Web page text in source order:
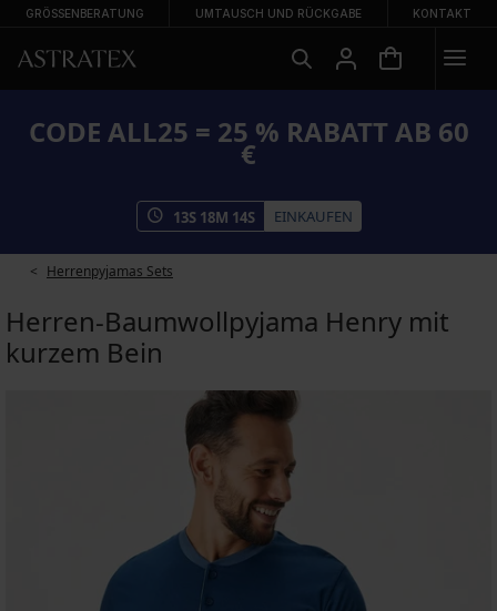
GRÖSSENBERATUNG UMTAUSCH UND RÜCKGABE KONTAKT
CODE ALL25 = 25 % RABATT AB 60
€
13S 18M 14S EINKAUFEN
Herrenpyjamas Sets
Herren-Baumwollpyjama Henry mit
kurzem Bein